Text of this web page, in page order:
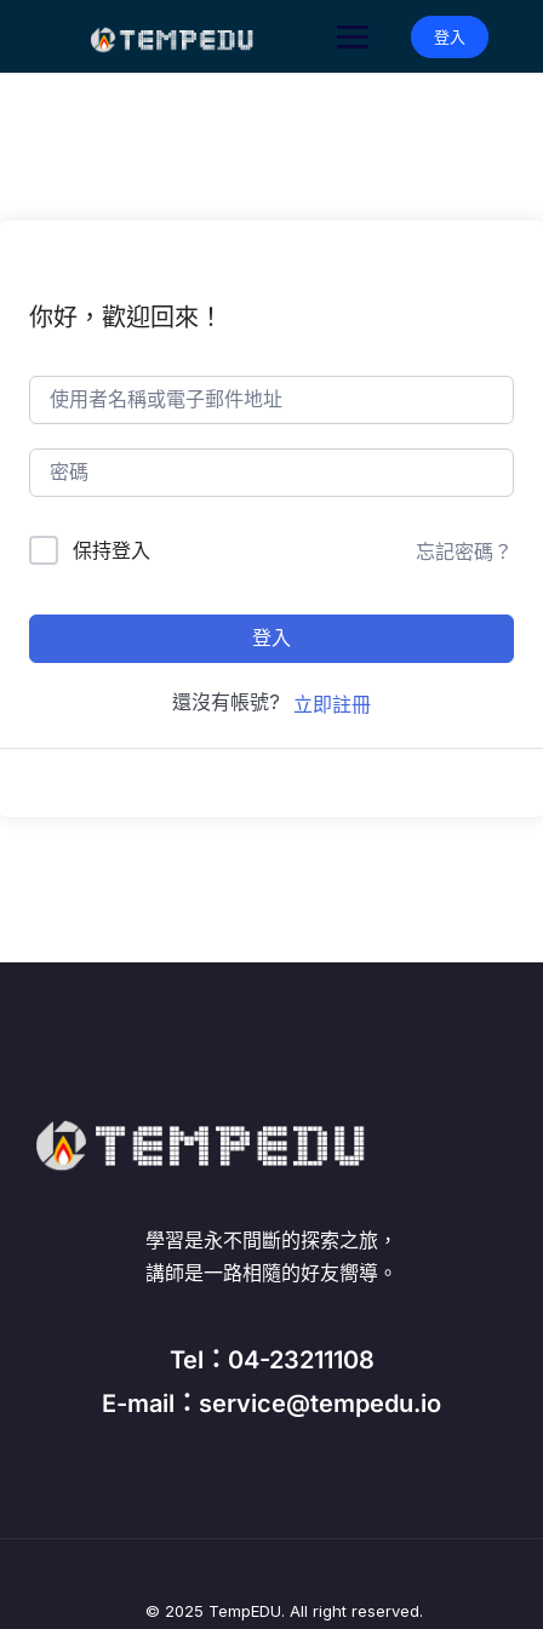
登入
你好，歡迎回來！
保持登入 忘記密碼？
登入
還沒有帳號? 立即註冊
學習是永不間斷的探索之旅，
講師是一路相隨的好友嚮導。
Tel：04-23211108
E-mail：service@tempedu.io
© 2025 TempEDU. All right reserved.